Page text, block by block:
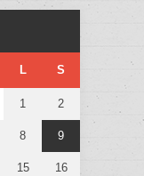
L S
1 2
8 9
15 16